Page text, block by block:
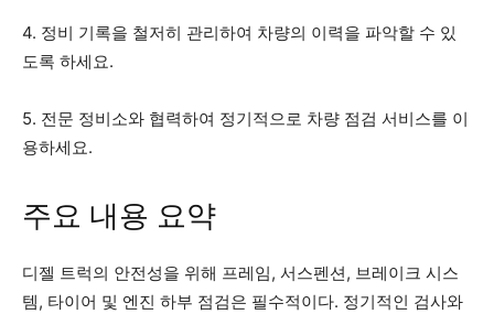
4. 정비 기록을 철저히 관리하여 차량의 이력을 파악할 수 있
도록 하세요.
5. 전문 정비소와 협력하여 정기적으로 차량 점검 서비스를 이
용하세요.
주요 내용 요약
디젤 트럭의 안전성을 위해 프레임, 서스펜션, 브레이크 시스
템, 타이어 및 엔진 하부 점검은 필수적이다. 정기적인 검사와